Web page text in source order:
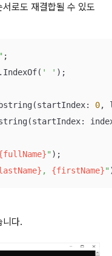
로도 재결합될 수 있도
' ' );
0
" );
, {firstName}"
니다.